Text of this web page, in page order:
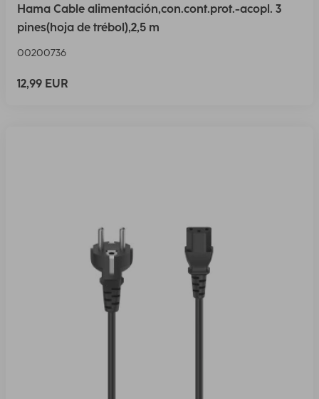
Hama Cable alimentación,con.cont.prot.-acopl. 3
pines(hoja de trébol),2,5 m
00200736
12,99 EUR